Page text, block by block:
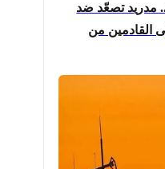
مدريد تصعّد ضد
القادمين من